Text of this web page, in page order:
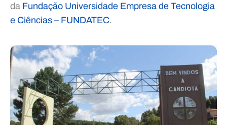
da Fundação Universidade Empresa de Tecnologia
e Ciências – FUNDATEC.